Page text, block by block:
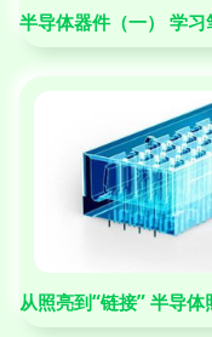
半导体器件（一） 学
从照亮到“链接” 半导